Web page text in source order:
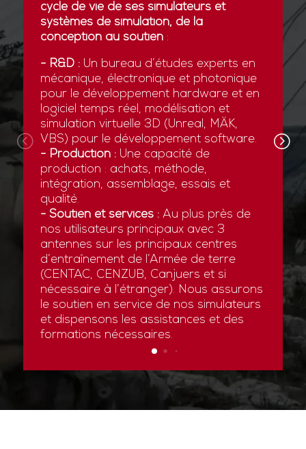
cycle de vie de ses simulateurs et
systèmes de simulation, de la
conception au soutien:
- R&D :Un bureau d’études experts en
mécanique, électronique et photonique
pour le développement hardware et en
logiciel temps réel, modélisation et
simulation virtuelle 3D (Unreal, MÄK,
VBS) pour le développement software.
- Production :Une capacité de
production : achats, méthode,
intégration, assemblage, essais et
qualité.
- Soutien et services :Au plus près de
nos utilisateurs principaux avec 3
antennes sur les principaux centres
d’entraînement de l’Armée de terre
(CENTAC, CENZUB, Canjuers et si
nécessaire à l’étranger). Nous assurons
le soutien en service de nos simulateurs
et dispensons les assistances et des
formations nécessaires.